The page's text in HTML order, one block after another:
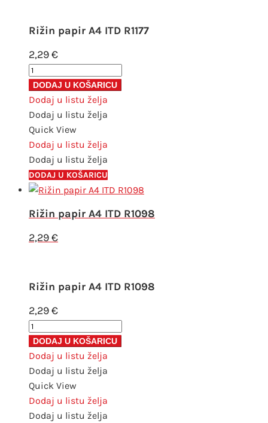
Rižin papir A4 ITD R1177
2,29€
Rižin
papir
A4
ITD
R1177
količina
DODAJ U KOŠARICU
Dodaj u listu želja
Dodaj u listu želja
Quick View
Dodaj u listu želja
Dodaj u listu želja
DODAJ U KOŠARICU
Rižin papir A4 ITD R1098
2,29€
Rižin papir A4 ITD R1098
2,29€
Rižin
papir
A4
ITD
R1098
količina
DODAJ U KOŠARICU
Dodaj u listu želja
Dodaj u listu želja
Quick View
Dodaj u listu želja
Dodaj u listu želja